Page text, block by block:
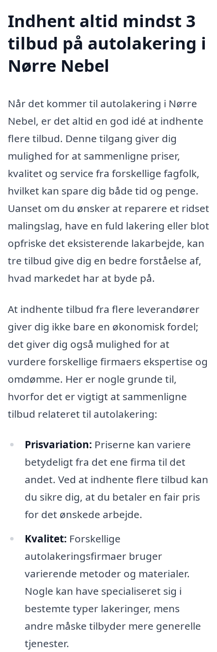
Indhent altid mindst 3
tilbud på autolakering i
Nørre Nebel
Når det kommer til autolakering i Nørre
Nebel, er det altid en god idé at indhente
flere tilbud. Denne tilgang giver dig
mulighed for at sammenligne priser,
kvalitet og service fra forskellige fagfolk,
hvilket kan spare dig både tid og penge.
Uanset om du ønsker at reparere et ridset
malingslag, have en fuld lakering eller blot
opfriske det eksisterende lakarbejde, kan
tre tilbud give dig en bedre forståelse af,
hvad markedet har at byde på.
At indhente tilbud fra flere leverandører
giver dig ikke bare en økonomisk fordel;
det giver dig også mulighed for at
vurdere forskellige firmaers ekspertise og
omdømme. Her er nogle grunde til,
hvorfor det er vigtigt at sammenligne
tilbud relateret til autolakering:
Prisvariation: Priserne kan variere
betydeligt fra det ene firma til det
andet. Ved at indhente flere tilbud kan
du sikre dig, at du betaler en fair pris
for det ønskede arbejde.
Kvalitet: Forskellige
autolakeringsfirmaer bruger
varierende metoder og materialer.
Nogle kan have specialiseret sig i
bestemte typer lakeringer, mens
andre måske tilbyder mere generelle
tjenester.